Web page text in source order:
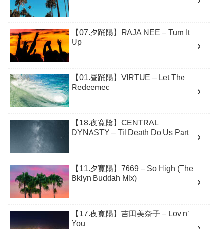
【07.夕踊陽】RAJA NEE – Turn It
Up
【01.昼踊陽】VIRTUE – Let The
Redeemed
【18.夜寛陰】CENTRAL
DYNASTY – Til Death Do Us Part
【11.夕寛陽】7669 – So High (The
Bklyn Buddah Mix)
【17.夜寛陽】吉田美奈子 – Lovin’
You